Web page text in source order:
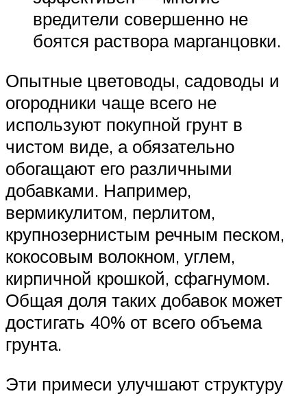
вредители совершенно не
боятся раствора марганцовки.
Опытные цветоводы, садоводы и
огородники чаще всего не
используют покупной грунт в
чистом виде, а обязательно
обогащают его различными
добавками. Например,
вермикулитом, перлитом,
крупнозернистым речным песком,
кокосовым волокном, углем,
кирпичной крошкой, сфагнумом.
Общая доля таких добавок может
достигать 40% от всего объема
грунта.
Эти примеси улучшают структуру